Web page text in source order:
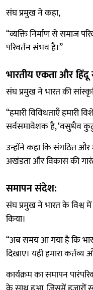
संघ प्रमुख ने कहा,
“व्यक्ति निर्माण से समाज
परिवर्तन संभव है।”
भारतीय एकता और
संघ प्रमुख ने भारत की
“हमारी विविधताएँ हमारी
सर्वसमावेशक है, ‘वसुधैव
उन्होंने कहा कि संगठित और
अखंडता और विकास की
समापन संदेश:
संघ प्रमुख ने भारत के विश्व
किया।
“अब समय आ गया है कि भारत
दिखाए। यही हमारा कर्तव्य
कार्यक्रम का समापन